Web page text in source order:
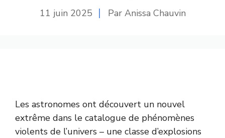
11 juin 2025 Par Anissa Chauvin
Les astronomes ont découvert un nouvel
extrême dans le catalogue de phénomènes
violents de l’univers – une classe d’explosions